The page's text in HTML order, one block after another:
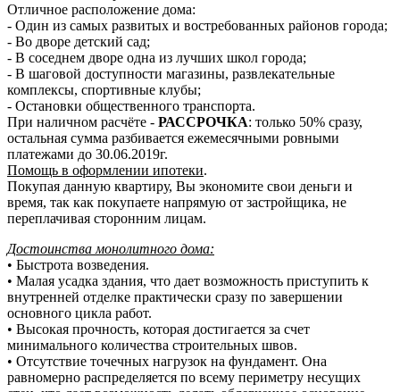
Отличное расположение дома:
- Один из самых развитых и востребованных районов города;
- Во дворе детский сад;
- В соседнем дворе одна из лучших школ города;
- В шаговой доступности магазины, развлекательные
комплексы, спортивные клубы;
- Остановки общественного транспорта.
При наличном расчёте - РАССРОЧКА: только 50% сразу,
остальная сумма разбивается ежемесячными ровными
платежами до 30.06.2019г.
Помощь в оформлении ипотеки.
Покупая данную квартиру, Вы экономите свои деньги и
время, так как покупаете напрямую от застройщика, не
переплачивая сторонним лицам.
Достоинства монолитного дома:
• Быстрота возведения.
• Малая усадка здания, что дает возможность приступить к
внутренней отделке практически сразу по завершении
основного цикла работ.
• Высокая прочность, которая достигается за счет
минимального количества строительных швов.
• Отсутствие точечных нагрузок на фундамент. Она
равномерно распределяется по всему периметру несущих